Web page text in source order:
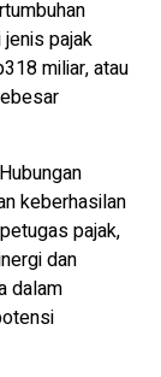
pajak
miliar, atau
keberhasilan
pajak,
dan
dalam